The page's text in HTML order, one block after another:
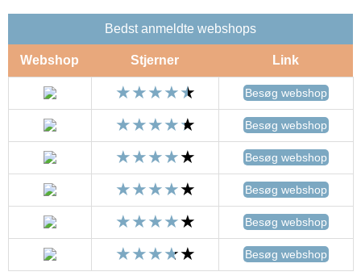
Bedst anmeldte webshops
Webshop Stjerner Link
Besøg webshop
Besøg webshop
Besøg webshop
Besøg webshop
Besøg webshop
Besøg webshop